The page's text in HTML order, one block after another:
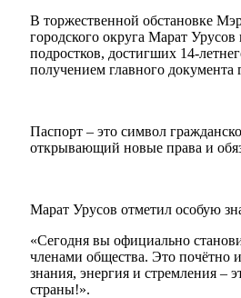
В торжественной обстановке
городского округа Марат Урусов
подростков, достигших 14-
получением главного
Паспорт – это символ
открывающий новые права и
Марат Урусов отметил особую
«Сегодня вы официально
членами общества. Это почётно
знания, энергия и стремления –
страны!».